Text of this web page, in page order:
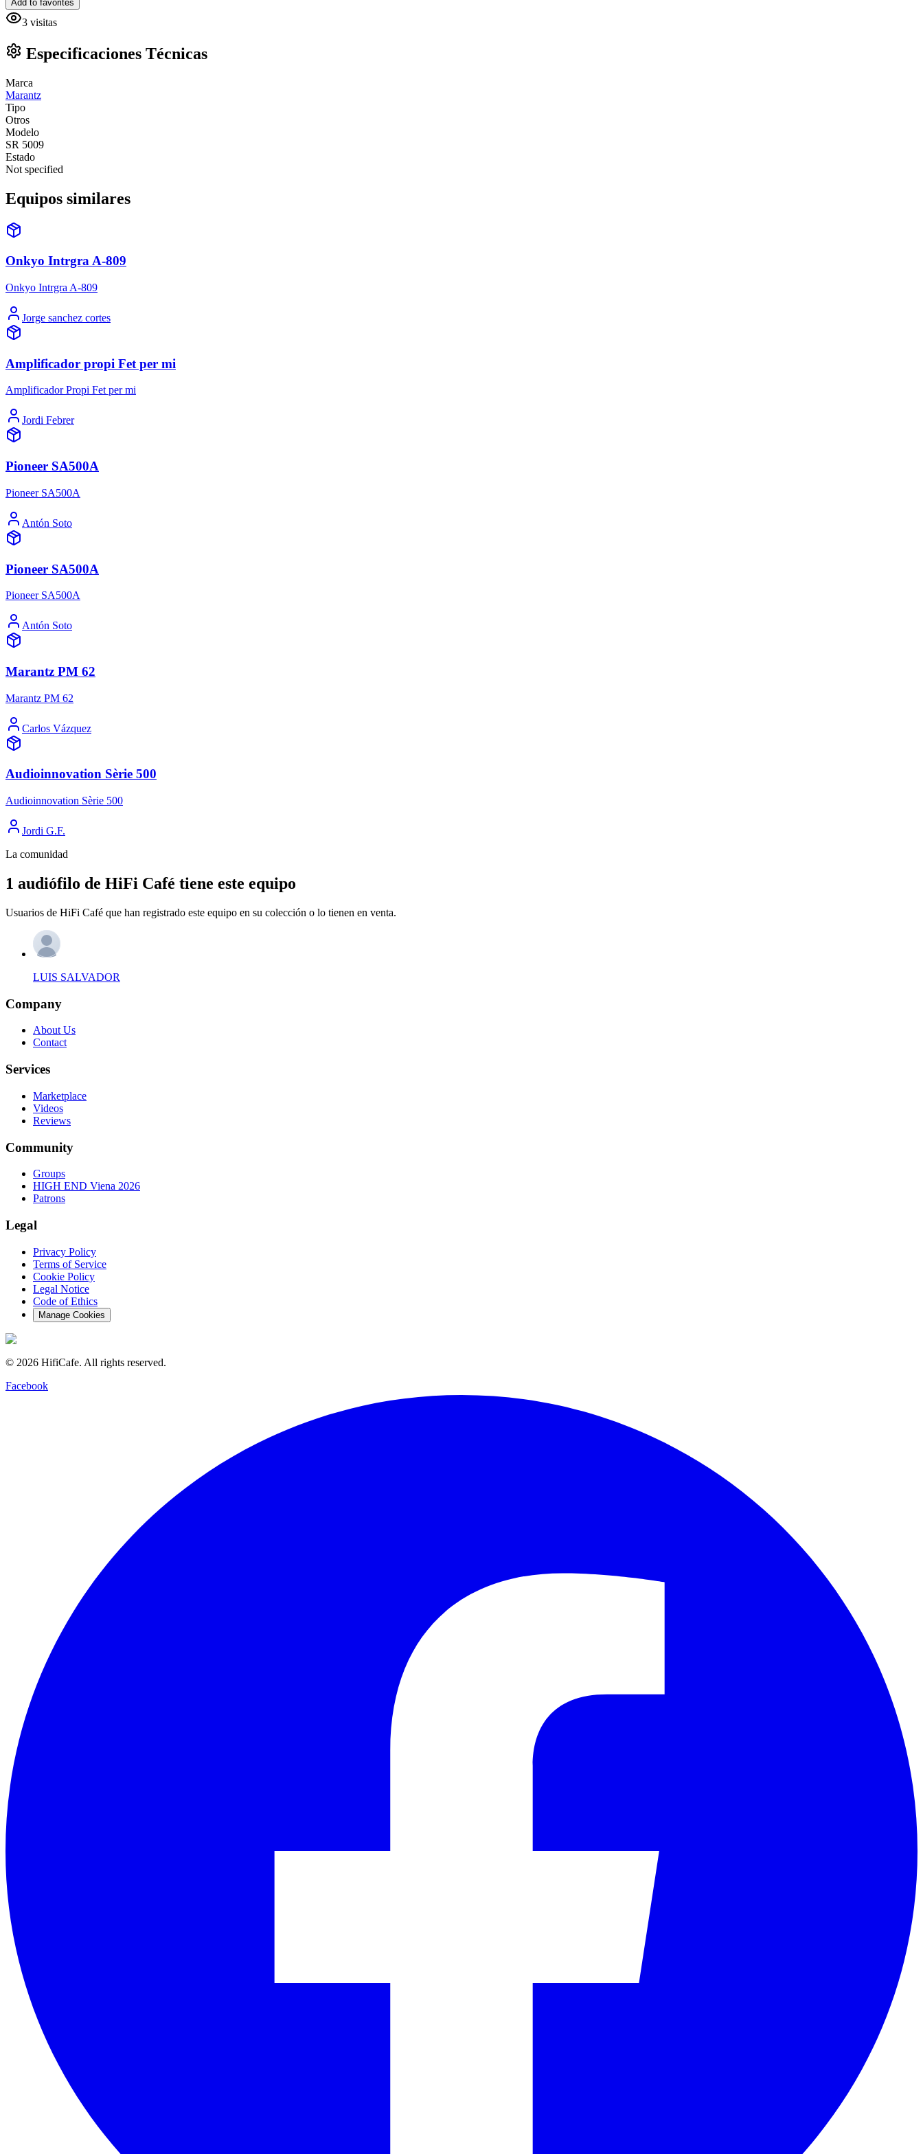
Add to favorites
3 visitas
Especificaciones Técnicas
Marca
Marantz
Tipo
Otros
Modelo
SR 5009
Estado
Not specified
Equipos similares
Onkyo Intrgra A-809
Onkyo Intrgra A-809
Jorge sanchez cortes
Amplificador propi Fet per mi
Amplificador Propi Fet per mi
Jordi Febrer
Pioneer SA500A
Pioneer SA500A
Antón Soto
Pioneer SA500A
Pioneer SA500A
Antón Soto
Marantz PM 62
Marantz PM 62
Carlos Vázquez
Audioinnovation Sèrie 500
Audioinnovation Sèrie 500
Jordi G.F.
La comunidad
1 audiófilo de HiFi Café tiene este equipo
Usuarios de HiFi Café que han registrado este equipo en su colección o lo tienen en venta.
LUIS SALVADOR
Company
About Us
Contact
Services
Marketplace
Videos
Reviews
Community
Groups
HIGH END Viena 2026
Patrons
Legal
Privacy Policy
Terms of Service
Cookie Policy
Legal Notice
Code of Ethics
Manage Cookies
© 2026 HifiCafe. All rights reserved.
Facebook